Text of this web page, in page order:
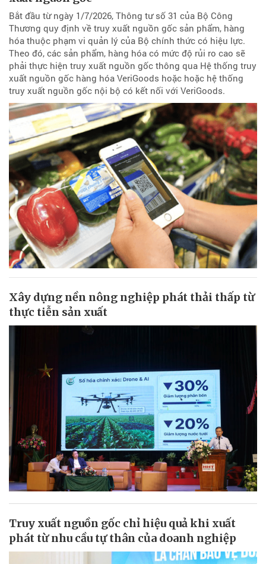
Bắt đầu từ ngày 1/7/2026, Thông tư số 31 của Bộ Công
Thương quy định về truy xuất nguồn gốc sản phẩm, hàng
hóa thuộc phạm vi quản lý của Bộ chính thức có hiệu lực.
Theo đó, các sản phẩm, hàng hóa có mức độ rủi ro cao sẽ
phải thực hiện truy xuất nguồn gốc thông qua Hệ thống truy
xuất nguồn gốc hàng hóa VeriGoods hoặc hoặc hệ thống
truy xuất nguồn gốc nội bộ có kết nối với VeriGoods.
Xây dựng nền nông nghiệp phát thải thấp từ
thực tiễn sản xuất
Truy xuất nguồn gốc chỉ hiệu quả khi xuất
phát từ nhu cầu tự thân của doanh nghiệp